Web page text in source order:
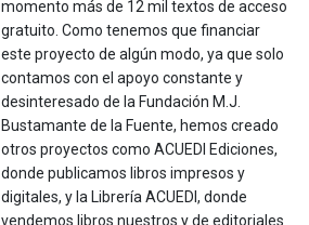
momento más de 12 mil textos de acceso
gratuito. Como tenemos que financiar
este proyecto de algún modo, ya que solo
contamos con el apoyo constante y
desinteresado de la Fundación M.J.
Bustamante de la Fuente, hemos creado
otros proyectos como ACUEDI Ediciones,
donde publicamos libros impresos y
digitales, y la Librería ACUEDI, donde
vendemos libros nuestros y de editoriales